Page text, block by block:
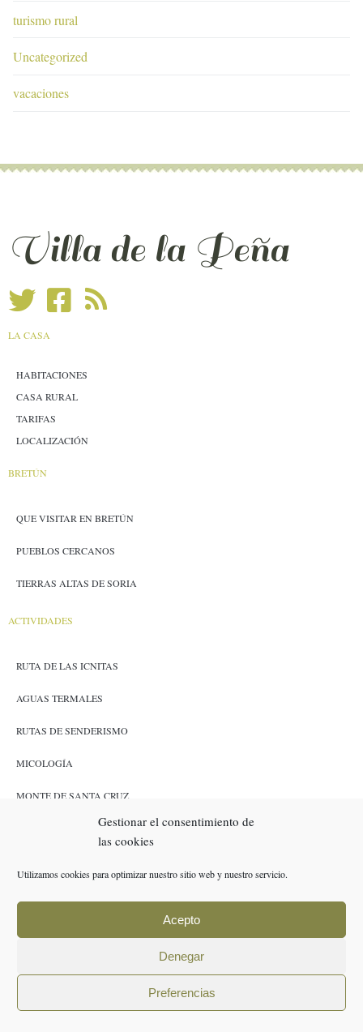
Gestionar el consentimiento de
las cookies
Utilizamos cookies para optimizar nuestro sitio web y nuestro servicio.
Acepto
Denegar
Preferencias
turismo rural
Uncategorized
vacaciones
Villa de la Peña
LA CASA
HABITACIONES
CASA RURAL
TARIFAS
LOCALIZACIÓN
BRETÚN
QUE VISITAR EN BRETÚN
PUEBLOS CERCANOS
TIERRAS ALTAS DE SORIA
ACTIVIDADES
RUTA DE LAS ICNITAS
AGUAS TERMALES
RUTAS DE SENDERISMO
MICOLOGÍA
MONTE DE SANTA CRUZ
POLÍTICA DE COOKIES (UE)
AVISO LEGAL
POLÍTICA DE PRIVACIDAD